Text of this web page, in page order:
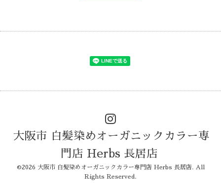
大阪市 白髪染めオーガニックカラー専
門店 Herbs 長居店
©2026 大阪市 白髪染めオーガニックカラー専門店 Herbs 長居店. All
Rights Reserved.